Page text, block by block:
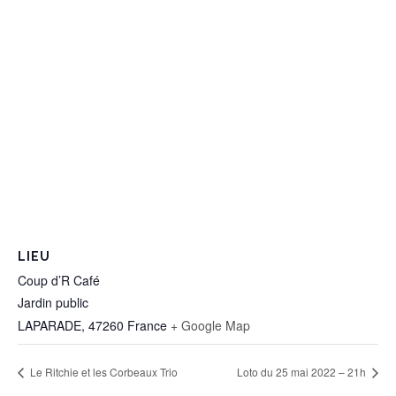
LIEU
Coup d’R Café
Jardin public
LAPARADE, 47260 France + Google Map
Le Ritchie et les Corbeaux Trio Loto du 25 mai 2022 – 21h